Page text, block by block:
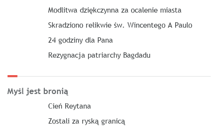
Modlitwa dziękczynna za ocalenie miasta
Skradziono relikwie św. Wincentego A Paulo
24 godziny dla Pana
Rezygnacja patriarchy Bagdadu
Myśl jest bronią
Cień Reytana
Zostali za ryską granicą